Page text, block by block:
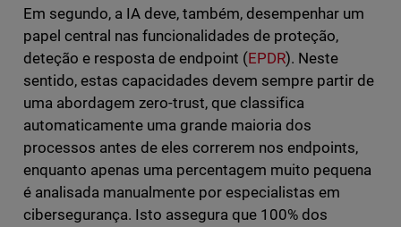
Em segundo, a IA deve, também, desempenhar um
papel central nas funcionalidades de proteção,
deteção e resposta de endpoint (EPDR). Neste
sentido, estas capacidades devem sempre partir de
uma abordagem zero-trust, que classifica
automaticamente uma grande maioria dos
processos antes de eles correrem nos endpoints,
enquanto apenas uma percentagem muito pequena
é analisada manualmente por especialistas em
cibersegurança. Isto assegura que 100% dos